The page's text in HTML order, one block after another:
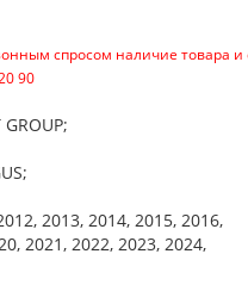
спросом наличие товара и
90
2013, 2014, 2015, 2016,
2021, 2022, 2023, 2024,